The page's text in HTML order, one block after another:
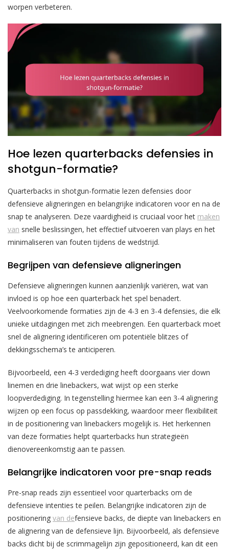
worpen verbeteren.
Hoe lezen quarterbacks defensies in
shotgun-formatie?
Quarterbacks in shotgun-formatie lezen defensies door
defensieve aligneringen en belangrijke indicatoren voor en na de
snap te analyseren. Deze vaardigheid is cruciaal voor het maken
van snelle beslissingen, het effectief uitvoeren van plays en het
minimaliseren van fouten tijdens de wedstrijd.
Begrijpen van defensieve aligneringen
Defensieve aligneringen kunnen aanzienlijk variëren, wat van
invloed is op hoe een quarterback het spel benadert.
Veelvoorkomende formaties zijn de 4-3 en 3-4 defensies, die elk
unieke uitdagingen met zich meebrengen. Een quarterback moet
snel de alignering identificeren om potentiële blitzes of
dekkingsschema’s te anticiperen.
Bijvoorbeeld, een 4-3 verdediging heeft doorgaans vier down
linemen en drie linebackers, wat wijst op een sterke
loopverdediging. In tegenstelling hiermee kan een 3-4 alignering
wijzen op een focus op passdekking, waardoor meer flexibiliteit
in de positionering van linebackers mogelijk is. Het herkennen
van deze formaties helpt quarterbacks hun strategieën
dienovereenkomstig aan te passen.
Belangrijke indicatoren voor pre-snap reads
Pre-snap reads zijn essentieel voor quarterbacks om de
defensieve intenties te peilen. Belangrijke indicatoren zijn de
positionering van defensieve backs, de diepte van linebackers en
de alignering van de defensieve lijn. Bijvoorbeeld, als defensieve
backs dicht bij de scrimmagelijn zijn gepositioneerd, kan dit een